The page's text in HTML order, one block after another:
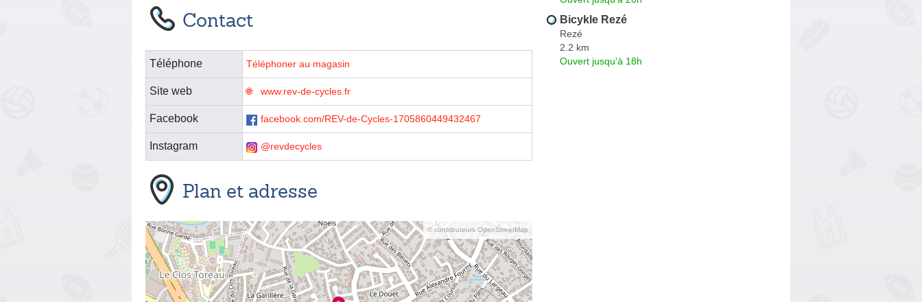
Contact
Téléphone Téléphoner au magasin
Site web www.rev-de-cycles.fr
Facebook facebook.com/REV-de-Cycles-1705860449432467
Instagram @revdecycles
Plan et adresse
© contributeurs OpenStreetMap
Bicykle Rezé
Rezé
2.2 km
Ouvert jusqu'à 18h